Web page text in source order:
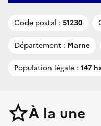
Code postal : 51230
Département : Marne
Population légale : 147
À la une